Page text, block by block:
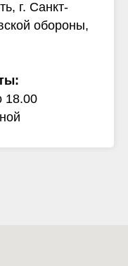
г. Санкт-
обороны,
18.00